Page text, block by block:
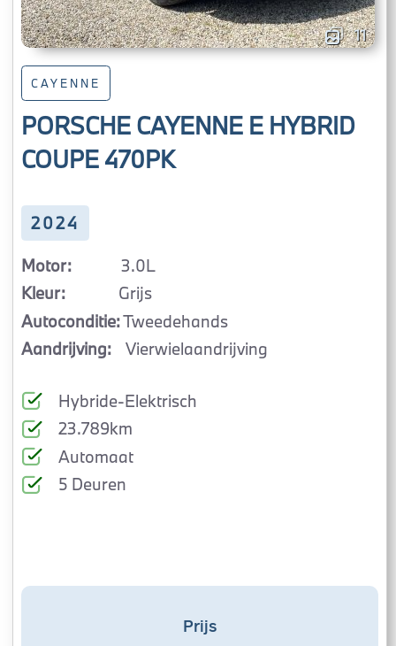
11
CAYENNE
PORSCHE CAYENNE E HYBRID
COUPE 470PK
2024
Motor: 3.0L
Kleur: Grijs
Autoconditie:Tweedehands
Aandrijving: Vierwielaandrijving
Hybride-Elektrisch
23.789km
Automaat
5 Deuren
Prijs